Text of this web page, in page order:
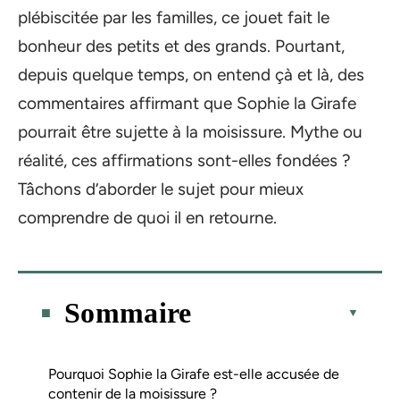
plébiscitée par les familles, ce jouet fait le
bonheur des petits et des grands. Pourtant,
depuis quelque temps, on entend çà et là, des
commentaires affirmant que Sophie la Girafe
pourrait être sujette à la moisissure. Mythe ou
réalité, ces affirmations sont-elles fondées ?
Tâchons d’aborder le sujet pour mieux
comprendre de quoi il en retourne.
Sommaire
Pourquoi Sophie la Girafe est-elle accusée de
contenir de la moisissure ?